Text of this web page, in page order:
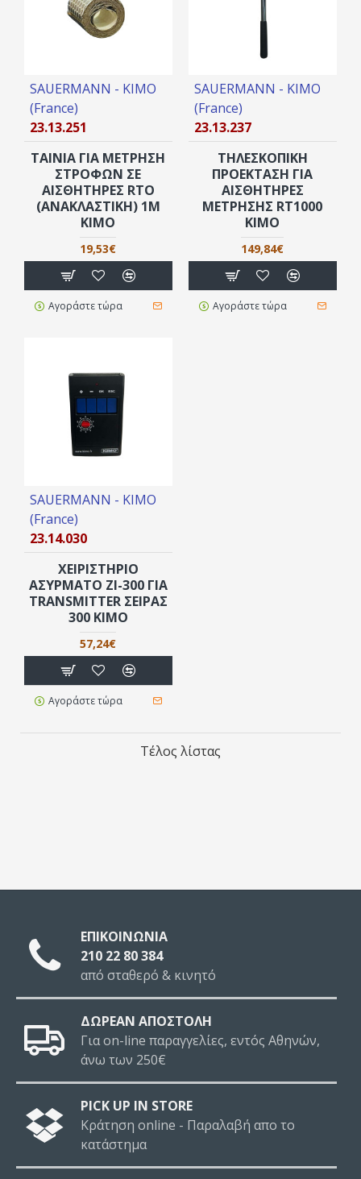
SAUERMANN - KIMO
(France)
23.13.251
ΤΑΙΝΊΑ ΓΙΑ ΜΈΤΡΗΣΗ
ΣΤΡΟΦΏΝ ΣΕ
ΑΙΣΘΗΤΉΡΕΣ RTO
(ΑΝΑΚΛΑΣΤΙΚΉ) 1M
KIMO
19,53€
Αγοράστε τώρα
SAUERMANN - KIMO
(France)
23.13.237
ΤΗΛΕΣΚΟΠΙΚΉ
ΠΡΟΈΚΤΑΣΗ ΓΙΑ
ΑΙΣΘΗΤΉΡΕΣ
ΜΈΤΡΗΣΗΣ RT1000
KIMO
149,84€
Αγοράστε τώρα
SAUERMANN - KIMO
(France)
23.14.030
ΧΕΙΡΙΣΤΉΡΙΟ
ΑΣΎΡΜΑΤΟ ΖΙ-300 ΓΙΑ
TRANSMITTER ΣΕΙΡΆΣ
300 KIMO
57,24€
Αγοράστε τώρα
Τέλος λίστας
ΕΠΙΚΟΙΝΩΝΙΑ
210 22 80 384
από σταθερό & κινητό
ΔΩΡΕΑΝ ΑΠΟΣΤΟΛΗ
Για on-line παραγγελίες, εντός Αθηνών,
άνω των 250€
PICK UP IN STORE
Κράτηση online - Παραλαβή απο το
κατάστημα